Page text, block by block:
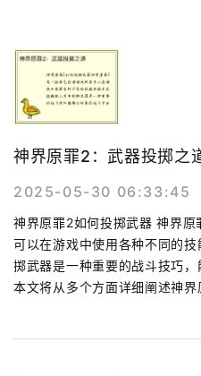
神界原罪2：武器投掷之
2025-05-30 06:33:45
神界原罪2如何投掷武器 神界
可以在游戏中使用各种不同的
掷武器是一种重要的战斗技巧，
本文将从多个方面详细阐述神界